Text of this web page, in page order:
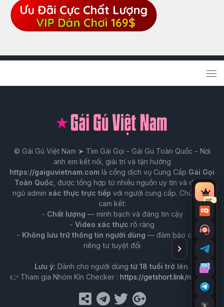
© Gái Gú Việt Nam ➤ Tìm Gái Gọi - Gái Gú Toàn Quốc - Nơi
anh em kết nối, giải trí và tận hưởng
https://gaiguvietnam.com là cổng dịch vụ Cung Cấp Gái Gọi
Toàn Quốc , được tổng hợp từ nhiều nguồn uy tín và do đội
ngũ admin xác thực trực tiếp với người cung cấp. Chúng tôi
cam kết:
- Chất lượng — minh bạch và đáng tin cậy
- Video xác thực rõ ràng
- Không lưu trữ thông tin người dùng — đảm bảo quyền
riêng tư tuyệt đối
Lưu ý: Dành cho người dùng từ 18 tuổi trở lên.
👉 Tham gia Nhóm Kín Checker : https://getshort.link/nhomkin
VIP
Tài
VIP
Trò
Tư
vấn
qua
Tư
vấn
qua
kín
Ẩn
thanh
công
cụ